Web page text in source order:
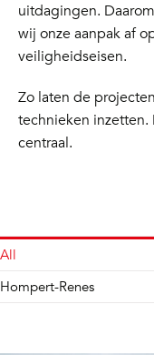
uitdagingen.
wij onze aanpak af
veiligheidseisen.
Zo laten de
technieken
centraal.
All
Hompert-Renes